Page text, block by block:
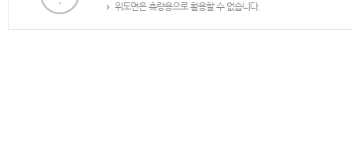
위도면은 측량용으로 활용할 수 없습니다.